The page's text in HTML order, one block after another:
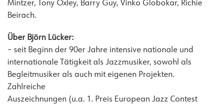
Mintzer, Tony Oxley, Barry Guy, Vinko Globokar, Richie
Beirach.
Über Björn Lücker:
– seit Beginn der 90er Jahre intensive nationale und
internationale Tätigkeit als Jazzmusiker, sowohl als
Begleitmusiker als auch mit eigenen Projekten.
Zahlreiche
Auszeichnungen (u.a. 1. Preis European Jazz Contest